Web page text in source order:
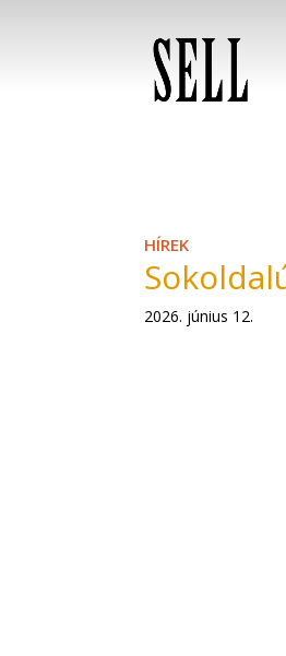
HÍREK
2026. június 12.